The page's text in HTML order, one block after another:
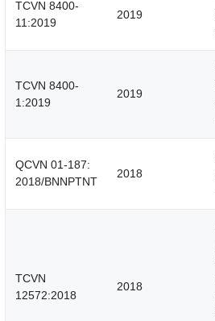
TCVN 8400-
11:2019
2019
TCVN 8400-
1:2019
2019
QCVN 01-187:
2018/BNNPTNT
2018
TCVN
12572:2018
2018